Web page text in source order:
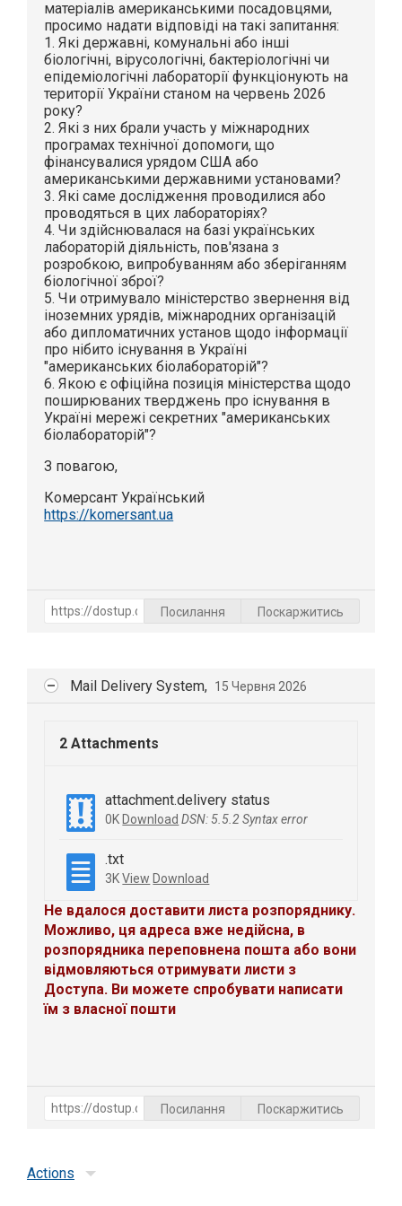
матеріалів американськими посадовцями,
просимо надати відповіді на такі запитання:
1. Які державні, комунальні або інші
біологічні, вірусологічні, бактеріологічні чи
епідеміологічні лабораторії функціонують на
території України станом на червень 2026
року?
2. Які з них брали участь у міжнародних
програмах технічної допомоги, що
фінансувалися урядом США або
американськими державними установами?
3. Які саме дослідження проводилися або
проводяться в цих лабораторіях?
4. Чи здійснювалася на базі українських
лабораторій діяльність, пов'язана з
розробкою, випробуванням або зберіганням
біологічної зброї?
5. Чи отримувало міністерство звернення від
іноземних урядів, міжнародних організацій
або дипломатичних установ щодо інформації
про нібито існування в Україні
"американських біолабораторій"?
6. Якою є офіційна позиція міністерства щодо
поширюваних тверджень про існування в
Україні мережі секретних "американських
біолабораторій"?
З повагою,
Комерсант Український
https://komersant.ua
Посилання Поскаржитись
Mail Delivery System, 15 Червня 2026
2 Attachments
attachment.delivery status
0K Download DSN: 5.5.2 Syntax error
.txt
3KView Download
Не вдалося доставити листа розпоряднику.
Можливо, ця адреса вже недійсна, в
розпорядника переповнена пошта або вони
відмовляються отримувати листи з
Доступа. Ви можете спробувати написати
їм з власної пошти
Посилання Поскаржитись
Actions